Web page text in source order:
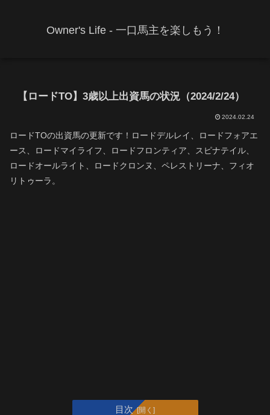
Owner's Life - 一口馬主を楽しもう！
【ロードTO】3歳以上出資馬の状況（2024/2/24）
2024.02.24
ロードTOの出資馬の更新です！ロードデルレイ、ロードフォアエ
ース、ロードマイライフ、ロードフロンティア、スピナテイル、
ロードオールライト、ロードクロンヌ、ペレストリーナ、フィオ
リトゥーラ。
目次